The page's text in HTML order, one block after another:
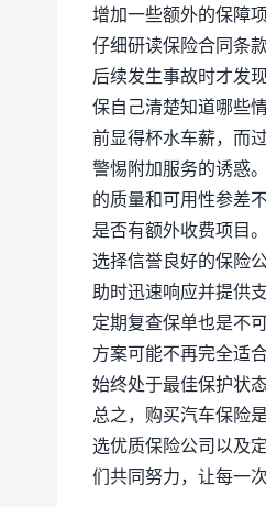
增加一些额外的保障
仔细研读保险合同条
后续发生事故时才发
保自己清楚知道哪些
前显得杯水车薪，而
警惕附加服务的诱惑
的质量和可用性参差
是否有额外收费项目。
选择信誉良好的保险
助时迅速响应并提供
定期复查保单也是不
方案可能不再完全适
始终处于最佳保护状态
总之，购买汽车保险
选优质保险公司以及
们共同努力，让每一